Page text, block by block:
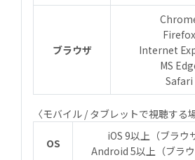
ブラウザ
Internet
MS
Safari
〈モバイル / タブレットで視聴する
OS
iOS 9以上（ブラウ
Android 5以上（ブラ